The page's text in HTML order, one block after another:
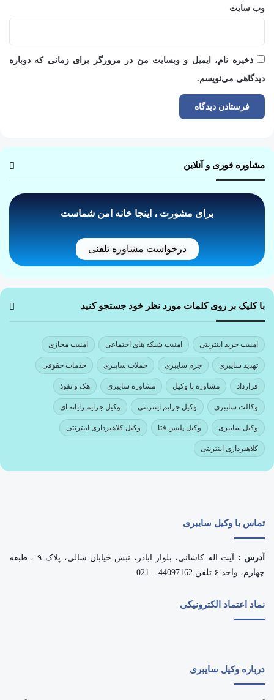
وب‌ سایت
ذخیره نام، ایمیل و وبسایت من در مرورگر برای زمانی که دوباره
دیدگاهی می‌نویسم.
مشاوره فوری و آنلاین
برای مشورت ، اینجا خانه امن شماست
درخواست مشاوره تلفنی
با کلیک بر روی کلمات مورد نظر خود جستجو کنید
امنیت خرید اینترنتی امنیت شبکه های اجتماعی امنیت مجازی
تهدید سایبری جرم سایبری حملات سایبری خدمات حقوقی
قرارداد مشاوره با وکیل مشاوره سایبری هک و نفوذ
وکالت سایبری وکیل جرایم اینترنتی وکیل جرایم رایانه ای
وکیل سایبری وکیل پلیس فتا وکیل کلاهبرداری اینترنتی
کلاهبرداری اینترنتی
تماس با وکیل سایبری
آدرس :
آیت اله کاشانی، بلوار اباذر، نبش خیابان شالی، پلاک ۹ ، طبقه
چهارم، واحد ۶ تلفن 44097162 – 021
نماد اعتماد الکترونیکی
درباره وکیل سایبری